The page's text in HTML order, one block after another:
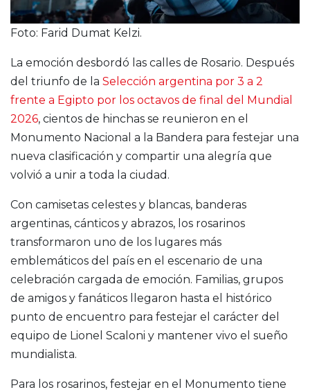
Foto: Farid Dumat Kelzi.
La emoción desbordó las calles de Rosario. Después
del triunfo de la Selección argentina por 3 a 2
frente a Egipto por los octavos de final del Mundial
2026, cientos de hinchas se reunieron en el
Monumento Nacional a la Bandera para festejar una
nueva clasificación y compartir una alegría que
volvió a unir a toda la ciudad.
Con camisetas celestes y blancas, banderas
argentinas, cánticos y abrazos, los rosarinos
transformaron uno de los lugares más
emblemáticos del país en el escenario de una
celebración cargada de emoción. Familias, grupos
de amigos y fanáticos llegaron hasta el histórico
punto de encuentro para festejar el carácter del
equipo de Lionel Scaloni y mantener vivo el sueño
mundialista.
Para los rosarinos, festejar en el Monumento tiene